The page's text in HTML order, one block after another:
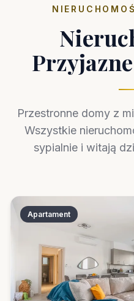
Przestronne domy z
Wszystkie
sypialnie i witają
Apartament